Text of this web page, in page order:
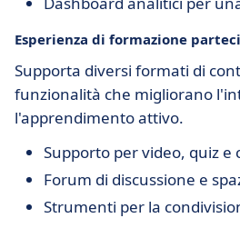
Esperienza di formazione
Supporta diversi formati di
funzionalità che migliorano
l'apprendimento attivo.
Supporto per video, quiz
Forum di discussione e
Strumenti per la